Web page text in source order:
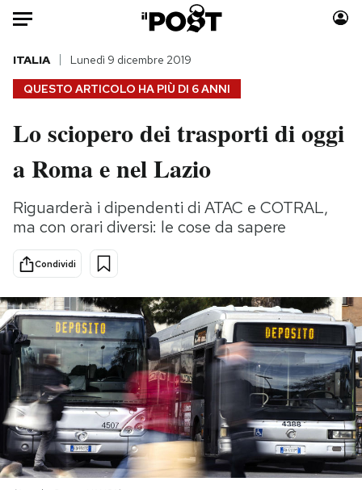
Auto
HOME
Italia
Politica
Tecnologia
Internet
Scienza
Cultura
Economia
Sport
Moda
Consumismi
Storie/Idee
Ok Boomer!
Altrecose
Mondiali calcio 2026
PODCAST
NEWSLETTER
QUESTO ARTICOLO HA PIÙ DI 6 ANNI
ITALIA Lunedì 9 dicembre 2019
Lo sciopero dei trasporti di oggi
a Roma e nel Lazio
Riguarderà i dipendenti di ATAC e COTRAL,
ma con orari diversi: le cose da sapere
Condividi